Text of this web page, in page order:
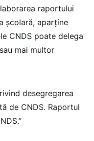
raportului
școlară, aparține
CNDS poate delega
mai multor
desegregarea
de CNDS. Raportul